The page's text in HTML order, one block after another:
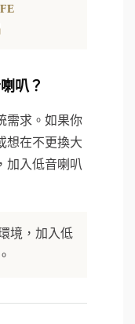
叭？
需求。如果你
想在不更換大
加入低音喇叭
境，加入低